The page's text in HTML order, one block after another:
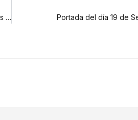
Ganadores de la 13ava. versión de los juegos florales de San Martín Portada del día 19 de